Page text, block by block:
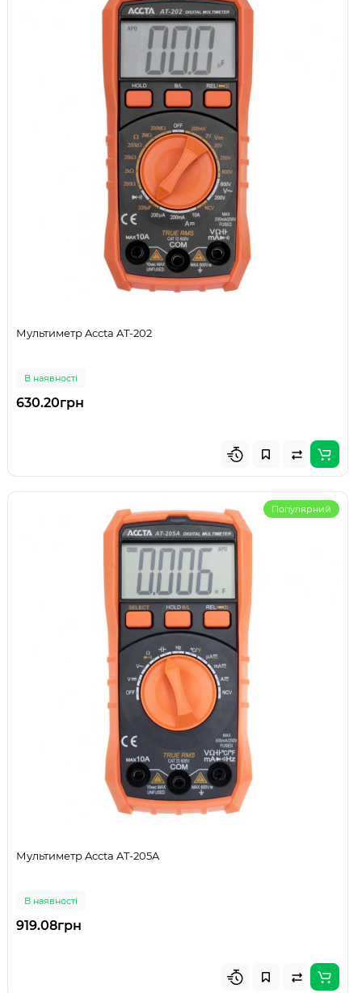
Мультиметр Accta AT-202
В наявності
630.20грн
Популярний
Мультиметр Accta AT-205A
В наявності
919.08грн